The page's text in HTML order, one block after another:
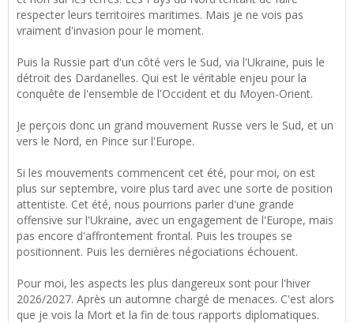
respecter leurs territoires maritimes. Mais je ne vois pas
vraiment d'invasion pour le moment.
Puis la Russie part d'un côté vers le Sud, via l'Ukraine, puis le
détroit des Dardanelles. Qui est le véritable enjeu pour la
conquête de l'ensemble de l'Occident et du Moyen-Orient.
Je perçois donc un grand mouvement Russe vers le Sud, et un
vers le Nord, en Pince sur l'Europe.
Si les mouvements commencent cet été, pour moi, on est
plus sur septembre, voire plus tard avec une sorte de position
attentiste. Cet été, nous pourrions parler d'une grande
offensive sur l'Ukraine, avec un engagement de l'Europe, mais
pas encore d'affrontement frontal. Puis les troupes se
positionnent. Puis les dernières négociations échouent.
Pour moi, les aspects les plus dangereux sont pour l'hiver
2026/2027. Après un automne chargé de menaces. C'est alors
que je vois la Mort et la fin de tous rapports diplomatiques.